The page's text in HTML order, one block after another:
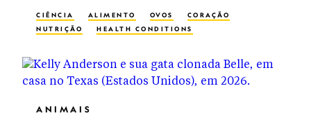
CIÊNCIA ALIMENTO OVOS
CORAÇÃO
NUTRIÇÃO
HEALTH CONDITIONS
ANIMAIS